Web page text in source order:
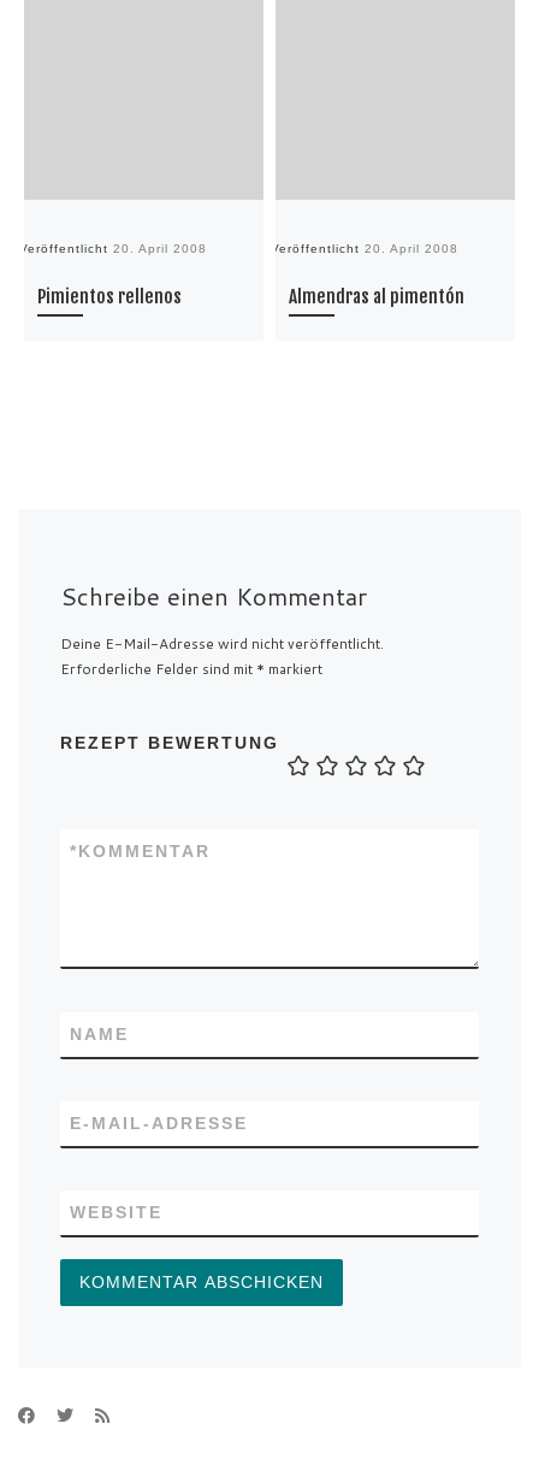
Veröffentlicht 20. April 2008
Pimientos rellenos
Veröffentlicht 20. April 2008
Almendras al pimentón
Schreibe einen Kommentar
Deine E-Mail-Adresse wird nicht veröffentlicht.
Erforderliche Felder sind mit * markiert
REZEPT BEWERTUNG
KOMMENTAR
*
NAME
E-MAIL-ADRESSE
WEBSITE